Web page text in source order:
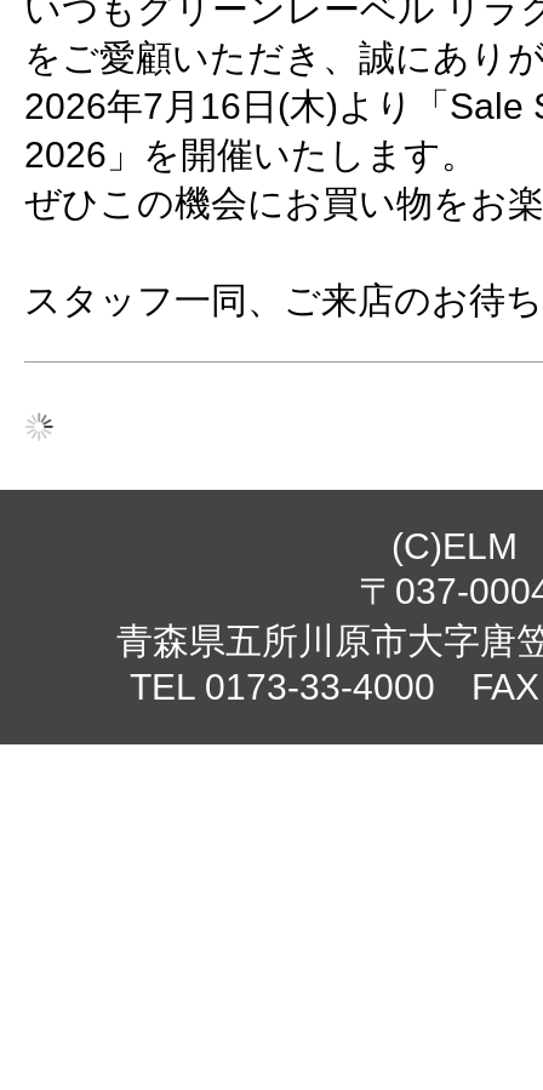
いつもグリーンレーベル リラ
をご愛顧いただき、誠にあり
2026年7月16日(木)より「Sale
2026」を開催いたします。
ぜひこの機会にお買い物をお
スタッフ一同、ご来店のお待
(C)ELM
〒037-
青森県五所川原市大字唐
TEL 0173-33-4000